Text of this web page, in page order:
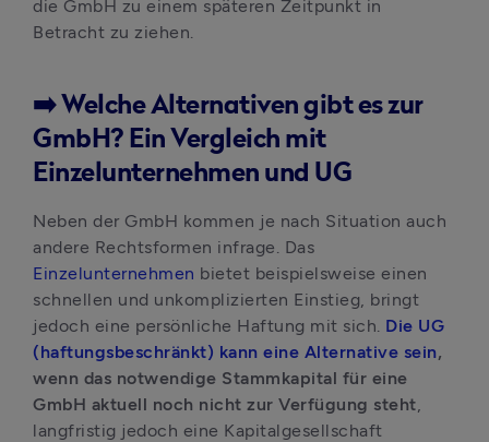
die GmbH zu einem späteren Zeitpunkt in
Betracht zu ziehen.
➡️ Welche Alternativen gibt es zur
GmbH? Ein Vergleich mit
Einzelunternehmen und UG
Neben der GmbH kommen je nach Situation auch
Einzelunternehmen bietet beispielsweise einen
schnellen und unkomplizierten Einstieg, bringt
jedoch eine persönliche Haftung mit sich. Die UG
(haftungsbeschränkt) kann eine Alternative sein,
wenn das notwendige Stammkapital für eine
GmbH aktuell noch nicht zur Verfügung steht,
langfristig jedoch eine Kapitalgesellschaft